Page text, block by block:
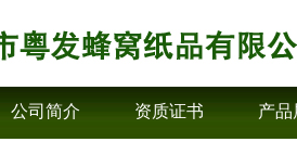
公司简介 资质证书 产品